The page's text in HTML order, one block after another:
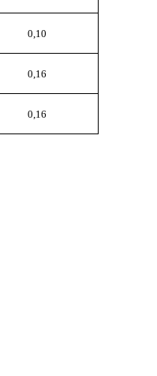
0,10
0,16
0,16